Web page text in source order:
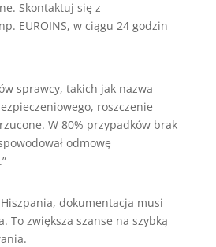
Skontaktuj się z
EUROINS, w ciągu 24 godzin
sprawcy, takich jak nazwa
roszczenie
W 80% przypadków brak
odmowę
dokumentacja musi
To zwiększa szanse na szybką